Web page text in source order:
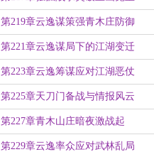
第219章云逸谋策强青木庄防御
第221章云逸谋局下的江湖变迁
第223章云逸筹谋应对江湖恶仗
第225章天刀门备战与情报风云
第227章青木山庄暗夜激战起
第229章云逸率众应对武林乱局